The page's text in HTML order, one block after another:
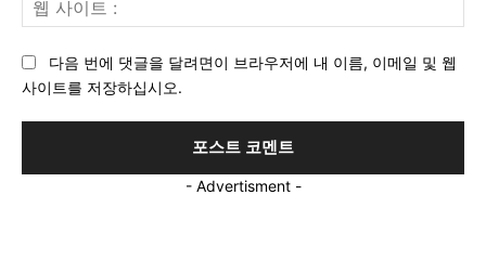
사
다음 번에 댓글을 달려면이 브라우저에 내 이름, 이메일 및 웹
사이트를 저장하십시오.
- Advertisment -